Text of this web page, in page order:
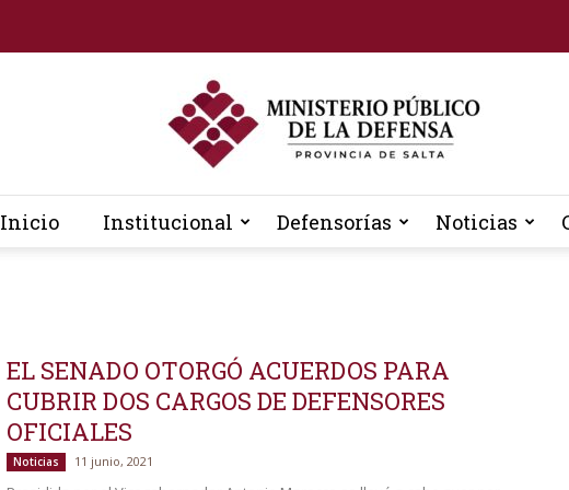
General
Inicio Institucional Defensorías Noticias
EL SENADO OTORGÓ ACUERDOS PARA
CUBRIR DOS CARGOS DE DEFENSORES
OFICIALES
Noticias 11 junio, 2021